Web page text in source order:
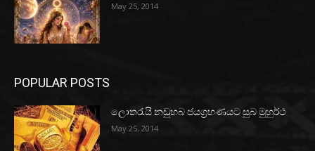
May 25, 2014
POPULAR POSTS
ලොතරැයි නඩුහබ ජයග්‍රහණයට සුබ මුහුර්ථ
May 25, 2014